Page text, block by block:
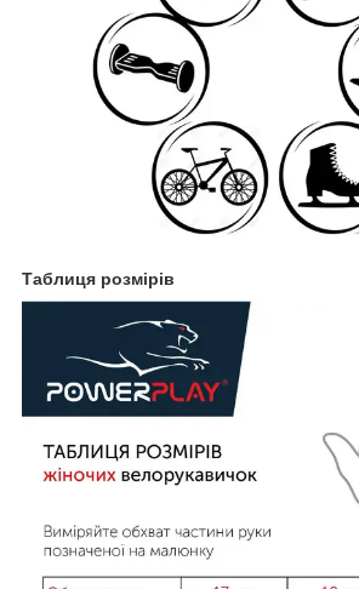
Таблиця розмірів